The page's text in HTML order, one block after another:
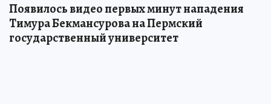
Появилось видео первых минут нападения
Тимура Бекмансурова на Пермский
государственный университет